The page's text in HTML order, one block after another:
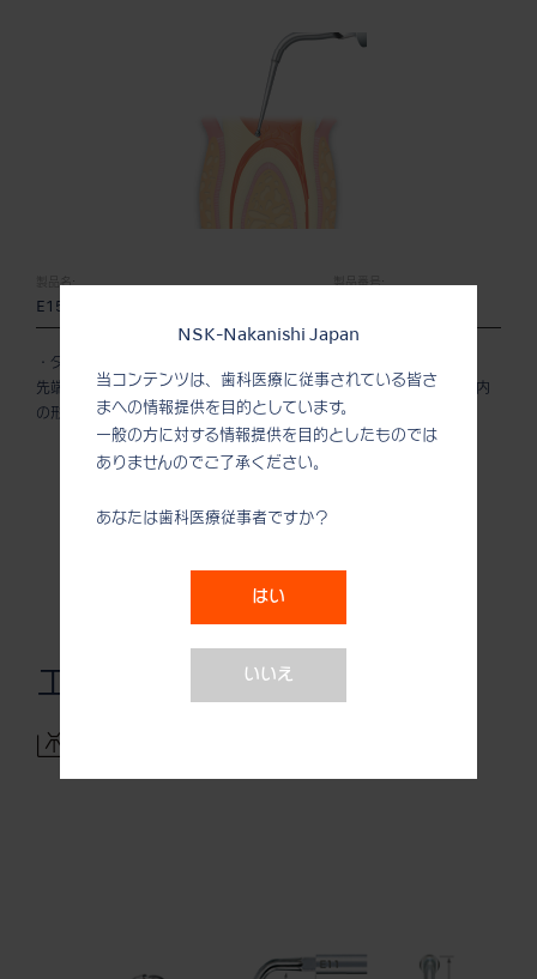
NSK-Nakanishi Japan
当コンテンツは、歯科医療に従事されている皆さ
まへの情報提供を目的としています。
一般の方に対する情報提供を目的としたものでは
ありませんのでご了承ください。
あなたは歯科医療従事者ですか？
はい
いいえ
製品名:
E15D
製品番号:
・ダイヤモンドコーティング
先端部がダイヤモンドコーティングを施した球状になっており、根管内
の形成、 根管口の探索に適しています。
エンド (Uファイル)